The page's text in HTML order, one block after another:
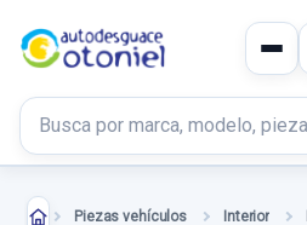
Buscar productos
Piezas vehículos Interior